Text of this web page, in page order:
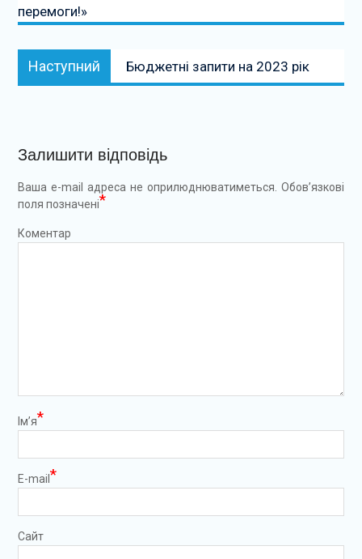
перемоги!»
Наступний Наступний:
Бюджетні запити на 2023 рік
Залишити відповідь
Ваша e-mail адреса не оприлюднюватиметься. Обов’язкові
поля позначені*
Коментар
Ім’я*
E-mail *
Сайт